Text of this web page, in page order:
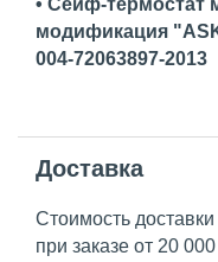
• Сейф-термостат
модификация
004-72063897-2013
Доставка
Стоимость
при заказе от 20